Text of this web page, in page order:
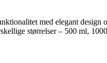
med elegant design
størrelser – 500 ml,